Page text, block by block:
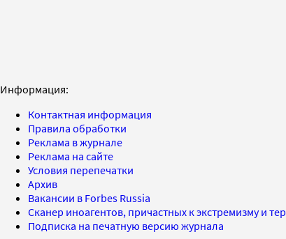
Информация:
Контактная информация
Правила обработки
Реклама в журнале
Реклама на сайте
Условия перепечатки
Архив
Вакансии в Forbes Russia
Сканер иноагентов, причастных к экстремизму и
Подписка на печатную версию журнала